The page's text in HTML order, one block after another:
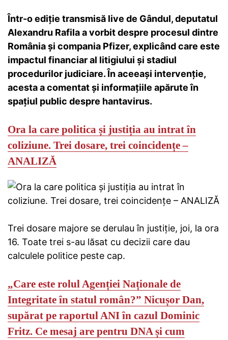
Într-o ediție transmisă live de Gândul, deputatul
Alexandru Rafila a vorbit despre procesul dintre
România și compania Pfizer, explicând care este
impactul financiar al litigiului și stadiul
procedurilor judiciare. În aceeași intervenție,
acesta a comentat și informațiile apărute în
spațiul public despre hantavirus.
Ora la care politica și justiția au intrat în
coliziune. Trei dosare, trei coincidențe –
ANALIZĂ
Trei dosare majore se derulau în justiție, joi, la ora
16. Toate trei s-au lăsat cu decizii care dau
calculele politice peste cap.
„Care este rolul Agenției Naționale de
Integritate în statul român?” Nicușor Dan,
supărat pe raportul ANI în cazul Dominic
Fritz. Ce mesaj are pentru DNA și cum